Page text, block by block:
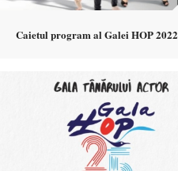
Caietul program al Galei HOP 2022